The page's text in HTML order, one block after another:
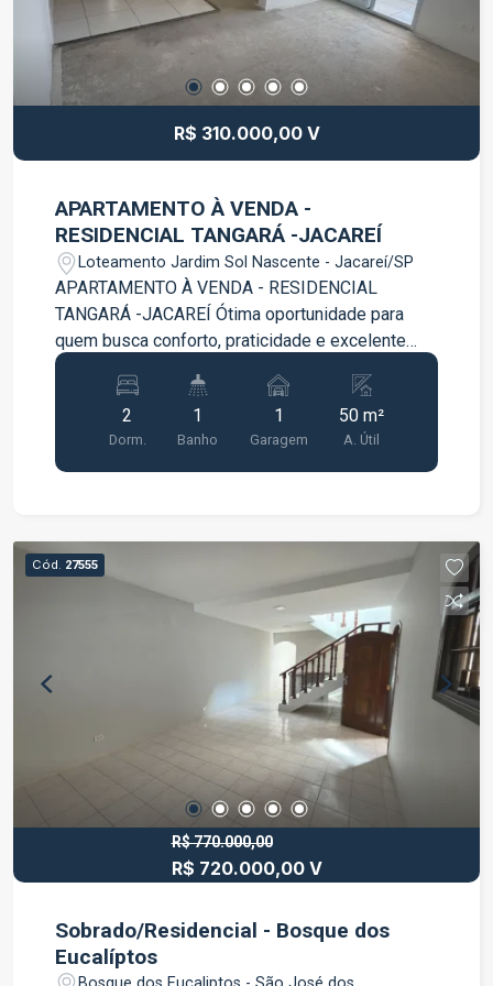
moradia.
R$ 310.000,00 V
APARTAMENTO À VENDA -
RESIDENCIAL TANGARÁ -JACAREÍ
Loteamento Jardim Sol Nascente - Jacareí/SP
APARTAMENTO À VENDA - RESIDENCIAL
TANGARÁ -JACAREÍ Ótima oportunidade para
quem busca conforto, praticidade e excelente
custo-benefício. Apartamento com 2 dormitórios,
sala aconchegante, cozinha, banheiro e 1 vaga de
garagem. Imóvel bem distribuído, com ambientes
funcionais e ideal para casais, famílias ou
investidores. Localizado no Residencial Tangará,
demais conveniências da região. Agende uma
visita e venha conhecer este excelente imóvel.
2
Dorm.
1
Banho
1
Garagem
50 m²
A. Útil
Cód. 27555
R$ 770.000,00
R$ 720.000,00 V
Sobrado/Residencial - Bosque dos
Eucalíptos